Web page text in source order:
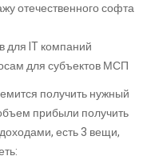
отечественного софта
для IT компаний
для субъектов МСП
получить нужный
прибыли получить
есть 3 вещи,